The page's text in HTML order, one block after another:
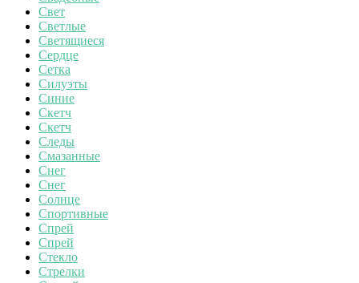
Свет
Светлые
Светящиеся
Сердце
Сетка
Силуэты
Синие
Скетч
Скетч
Следы
Смазанные
Снег
Снег
Солнце
Спортивные
Спрей
Спрей
Стекло
Стрелки